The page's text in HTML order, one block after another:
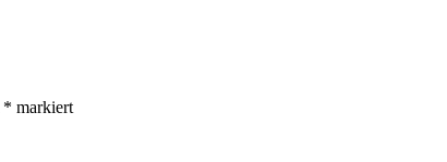
* markiert